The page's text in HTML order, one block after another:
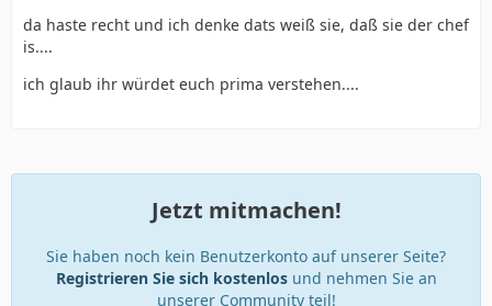
da haste recht und ich denke dats weiß sie, daß sie der chef
is....
ich glaub ihr würdet euch prima verstehen....
Jetzt mitmachen!
Sie haben noch kein Benutzerkonto auf unserer Seite?
Registrieren Sie sich kostenlosund nehmen Sie an
unserer Community teil!